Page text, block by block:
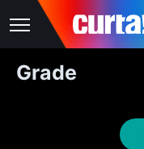
Grade